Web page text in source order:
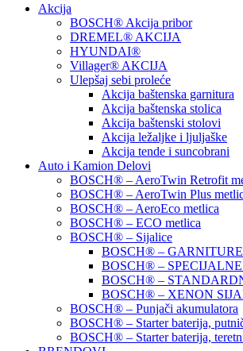
Akcija
BOSCH® Akcija pribor
DREMEL® AKCIJA
HYUNDAI®
Villager® AKCIJA
Ulepšaj sebi proleće
Akcija baštenska garnitura
Akcija baštenska stolica
Akcija baštenski stolovi
Akcija ležaljke i ljuljaške
Akcija tende i suncobrani
Auto i Kamion Delovi
BOSCH® – AeroTwin Retrofit
BOSCH® – AeroTwin Plus
BOSCH® – AeroEco metlica
BOSCH® – ECO metlica
BOSCH® – Sijalice
BOSCH® –
BOSCH® –
BOSCH® –
BOSCH® – XENON
BOSCH® – Punjači akumulatora
BOSCH® – Starter baterija,
BOSCH® – Starter baterija,